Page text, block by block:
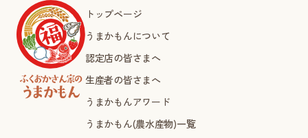
トップページ
うまかもんについて
認定店の皆さまへ
生産者の皆さまへ
うまかもんアワード
うまかもん(農水産物)一覧